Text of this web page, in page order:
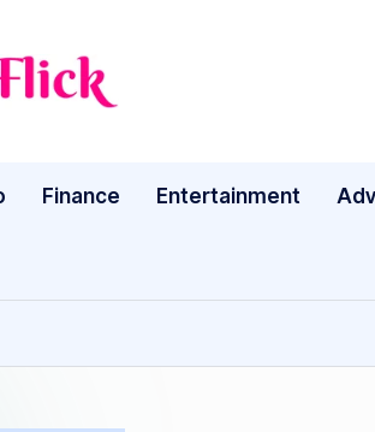
Finance Entertainment